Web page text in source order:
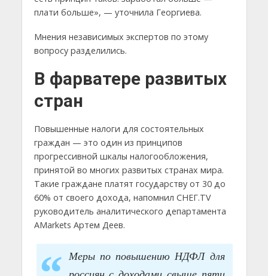
плати больше», — уточнила Георгиева.
Мнения независимых экспертов по этому
вопросу разделились.
В фарватере развитых
стран
Повышенные налоги для состоятельных
граждан — это один из принципов
прогрессивной шкалы налогообложения,
принятой во многих развитых странах мира.
Такие граждане платят государству от 30 до
60% от своего дохода, напомнил СНЕГ.TV
руководитель аналитического департамента
AMarkets Артем Деев.
Меры по повышению НДФЛ для